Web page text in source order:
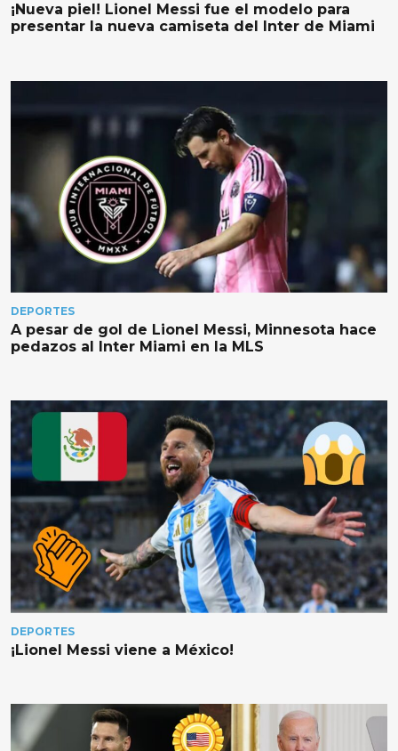
¡Nueva piel! Lionel Messi fue el modelo para
presentar la nueva camiseta del Inter de Miami
DEPORTES
A pesar de gol de Lionel Messi, Minnesota hace
pedazos al Inter Miami en la MLS
DEPORTES
¡Lionel Messi viene a México!